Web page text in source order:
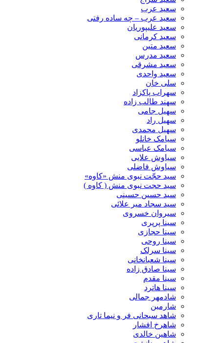
سعید عرب
سعید عرب – چه ساده رفتی
سعید علیپوریان
سعید کرمانی
سعید متین
سعید مدرس
سعید مشرقی
سعید واحدی
سلی خان
سهراب پاکزاد
سهند طالب زاده
سهیل جامی
سهیل راد
سهیل محمدی
سیامک خانلو
سیامک عباسی
سیاوش علایی
سیاوش فاضلی
سید حجّت نبوی منش «کاوه»
سید حجت نبوی منش ( کاوه )
سید حسین حسینى
سید سجاد میر علائی
سیروان خسروی
سینا پرپری
سینا حجازی
سینا روحی
سینا سرلک
سینا شعبانخانی
سینا صادق زاده
سینا مقدم
سینا هاترد
شادمهر جمالی
شارمین
شاهد سبحانی فر و نیما تاری
شاهرخ افشار
شاهین خالدی